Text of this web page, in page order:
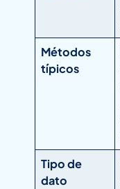
Métodos
típicos
Tipo de
dato